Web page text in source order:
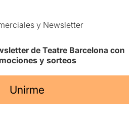
y Newsletter
de Teatre Barcelona con
y sorteos
Unirme